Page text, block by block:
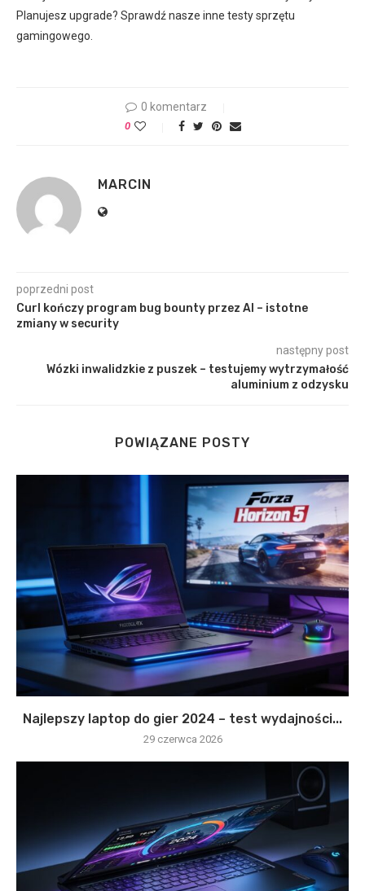
Planujesz upgrade? Sprawdź nasze inne testy sprzętu
gamingowego.
0 komentarz
0
MARCIN
poprzedni post
Curl kończy program bug bounty przez AI – istotne
zmiany w security
następny post
Wózki inwalidzkie z puszek – testujemy wytrzymałość
aluminium z odzysku
POWIĄZANE POSTY
Najlepszy laptop do gier 2024 – test wydajności...
29 czerwca 2026